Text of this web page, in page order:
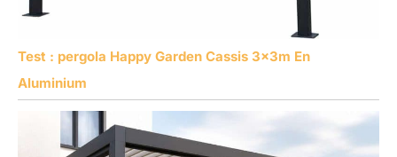
Test : pergola Happy Garden Cassis 3x3m En
Aluminium